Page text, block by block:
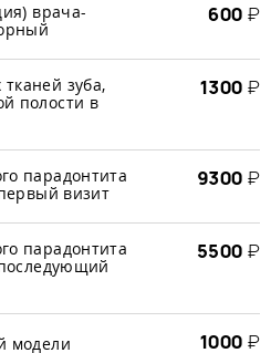
врача-
600 ₽
зуба,
полости в
1300 ₽
парадонтита
визит
9300 ₽
парадонтита
5500 ₽
модели 1000 ₽